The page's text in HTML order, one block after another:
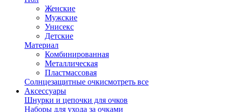
Женские
Мужские
Унисекс
Детские
Материал
Комбинированная
Металлическая
Пластмассовая
Солнцезащитные очкисмотреть все
Аксессуары
Шнурки и цепочки для очков
Наборы для ухода за очками